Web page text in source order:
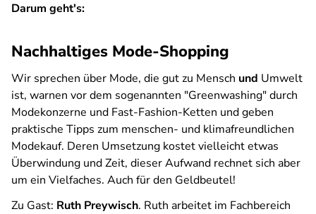
Darum geht's:
Nachhaltiges Mode-Shopping
Wir sprechen über Mode, die gut zu Mensch und Umwelt
ist, warnen vor dem sogenannten "Greenwashing" durch
Modekonzerne und Fast-Fashion-Ketten und geben
praktische Tipps zum menschen- und klimafreundlichen
Modekauf. Deren Umsetzung kostet vielleicht etwas
Überwindung und Zeit, dieser Aufwand rechnet sich aber
um ein Vielfaches. Auch für den Geldbeutel!
Zu Gast: Ruth Preywisch. Ruth arbeitet im Fachbereich